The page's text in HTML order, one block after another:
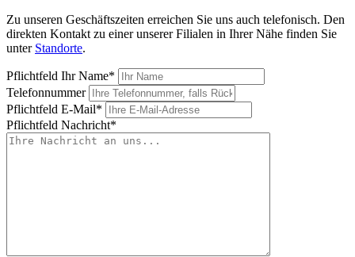
Zu unseren Geschäftszeiten erreichen Sie uns auch telefonisch. Den
direkten Kontakt zu einer unserer Filialen in Ihrer Nähe finden Sie
unter Standorte.
Pflichtfeld Ihr Name*
Telefonnummer
Pflichtfeld E-Mail*
Pflichtfeld Nachricht*